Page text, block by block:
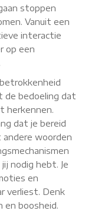
stoppen
Vanuit een
interactie
op een
de bedoeling dat
herkennen.
dat je bereid
woorden
nodig hebt. Je
en
verliest. Denk
en boosheid.